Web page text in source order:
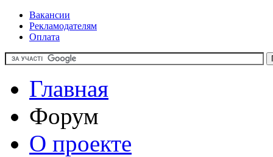
Вакансии
Рекламодателям
Оплата
Главная
Форум
О проекте